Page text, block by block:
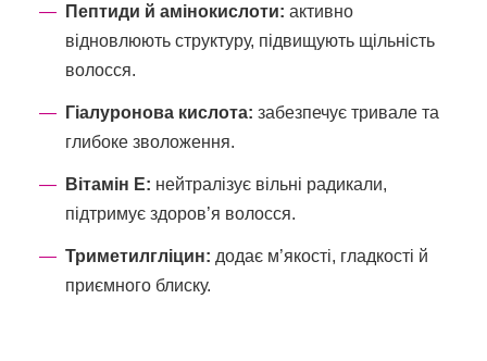
Пептиди й амінокислоти: активно
відновлюють структуру, підвищують щільність
волосся.
Гіалуронова кислота: забезпечує тривале та
глибоке зволоження.
Вітамін E: нейтралізує вільні радикали,
підтримує здоров’я волосся.
Триметилгліцин: додає м’якості, гладкості й
приємного блиску.